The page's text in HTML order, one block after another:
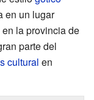
en un lugar
en la provincia de
parte del
cultural en